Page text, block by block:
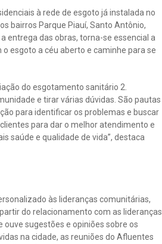
à rede de esgoto já instalada no
bairros Parque Piauí, Santo Antônio,
entrega das obras, torna-se essencial a
esgoto a céu aberto e caminhe para se
do esgotamento sanitário 2.
e tirar várias dúvidas. São pautas
para identificar os problemas e buscar
para dar o melhor atendimento e
saúde e qualidade de vida”, destaca
às lideranças comunitárias,
do relacionamento com as lideranças
sugestões e opiniões sobre os
na cidade, as reuniões do Afluentes